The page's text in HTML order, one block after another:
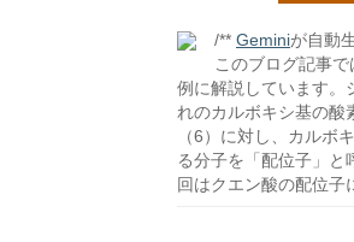
/** Geminiが自動
このブログ記事
例に解説しています。
れのカルボキシ基の酸
（6）に対し、カルボ
る分子を「配位子」
回はクエン酸の配位子